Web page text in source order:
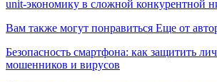
unit-экономику в сложной конкурентной
Вам также могут понравиться Еще от
Безопасность смартфона: как защитить
мошенников и вирусов